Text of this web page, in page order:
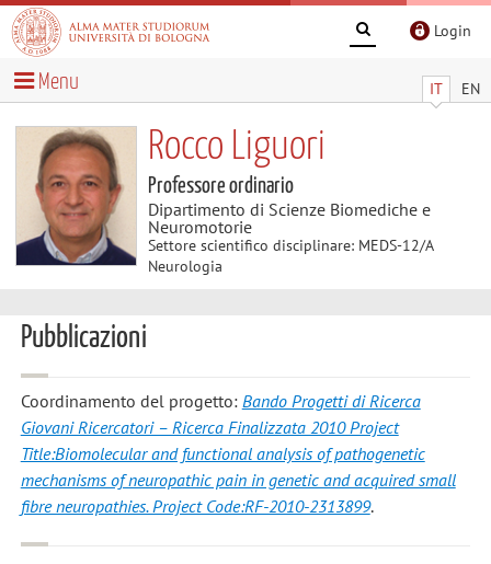
Login
IT EN
Menu
Rocco Liguori
Professore ordinario
Dipartimento di Scienze Biomediche e
Neuromotorie
Settore scientifico disciplinare: MEDS-12/A
Neurologia
Pubblicazioni
Coordinamento del progetto: Bando Progetti di Ricerca
Giovani Ricercatori – Ricerca Finalizzata 2010 Project
Title:Biomolecular and functional analysis of pathogenetic
mechanisms of neuropathic pain in genetic and acquired small
fibre neuropathies. Project Code:RF-2010-2313899.